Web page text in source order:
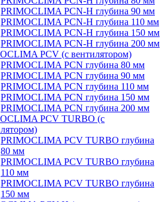
PRIMOCLIMA PCN-H глубина 90 мм
PRIMOCLIMA PCN-H глубина 110 мм
PRIMOCLIMA PCN-H глубина 150 мм
PRIMOCLIMA PCN-H глубина 200 мм
PCV (c вентилятором)
PRIMOCLIMA PCN глубина 80 мм
PRIMOCLIMA PCN глубина 90 мм
PRIMOCLIMA PCN глубина 110 мм
PRIMOCLIMA PCN глубина 150 мм
PRIMOCLIMA PCN глубина 200 мм
PCV TURBO (c
PRIMOCLIMA PCV TURBO глубина
80 мм
PRIMOCLIMA PCV TURBO глубина
110 мм
PRIMOCLIMA PCV TURBO глубина
150 мм